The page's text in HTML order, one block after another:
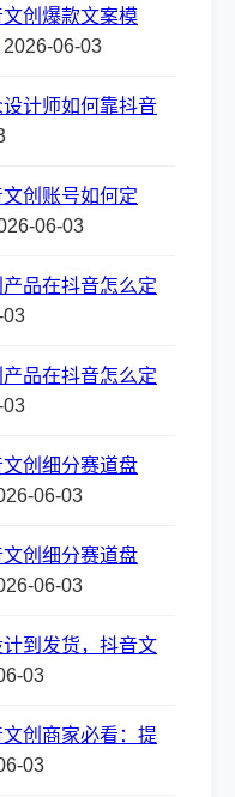
创爆款文案模
2026-06-03
计师如何靠抖音
创账号如何定
06-03
品在抖音怎么定
03
品在抖音怎么定
03
创细分赛道盘
06-03
创细分赛道盘
06-03
计到发货，抖音文
03
创商家必看：提
03